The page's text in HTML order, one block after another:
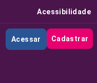
Acessibilidade
Acessar Cadastrar